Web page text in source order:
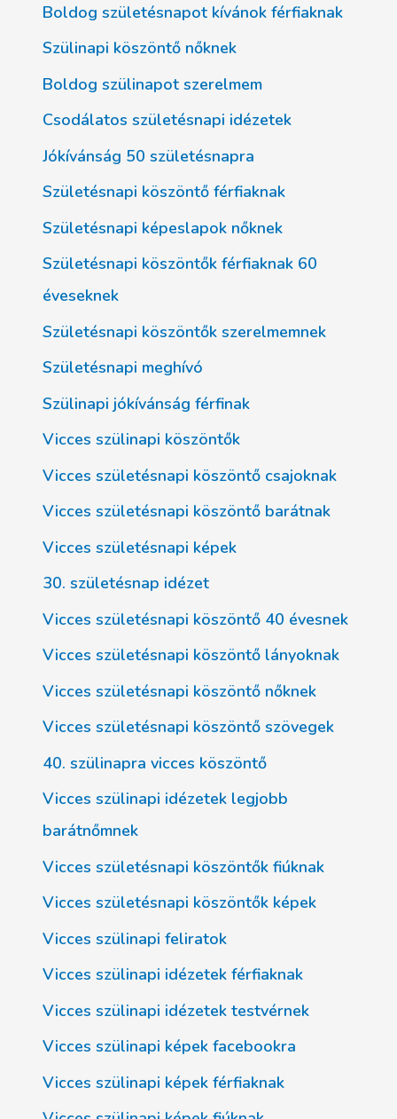
Boldog születésnapot kívánok férfiaknak
Szülinapi köszöntő nőknek
Boldog szülinapot szerelmem
Csodálatos születésnapi idézetek
Jókívánság 50 születésnapra
Születésnapi köszöntő férfiaknak
Születésnapi képeslapok nőknek
Születésnapi köszöntők férfiaknak 60
éveseknek
Születésnapi köszöntők szerelmemnek
Születésnapi meghívó
Szülinapi jókívánság férfinak
Vicces szülinapi köszöntők
Vicces születésnapi köszöntő csajoknak
Vicces születésnapi köszöntő barátnak
Vicces születésnapi képek
30. születésnap idézet
Vicces születésnapi köszöntő 40 évesnek
Vicces születésnapi köszöntő lányoknak
Vicces születésnapi köszöntő nőknek
Vicces születésnapi köszöntő szövegek
40. szülinapra vicces köszöntő
Vicces szülinapi idézetek legjobb
barátnőmnek
Vicces születésnapi köszöntők fiúknak
Vicces születésnapi köszöntők képek
Vicces szülinapi feliratok
Vicces szülinapi idézetek férfiaknak
Vicces szülinapi idézetek testvérnek
Vicces szülinapi képek facebookra
Vicces szülinapi képek férfiaknak